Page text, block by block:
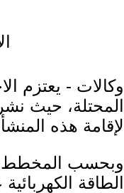
وكالات - يعتزم
المحتلة، حيث
لإقامة هذه
وبحسب
الطاقة